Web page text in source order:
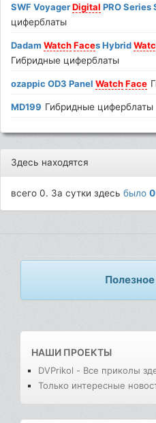
SWF VoyagerDigital PRO Series
циферблаты
DadamWatch Faces Hybrid
Гибридные циферблаты
ozappic OD3 PanelWatch Face
MD199 Гибридные циферблаты
Здесь находятся
всего 0. За сутки здесьбыло0
Полезное
НАШИ ПРОЕКТЫ
DVPrikol - Все приколы
Только интересные